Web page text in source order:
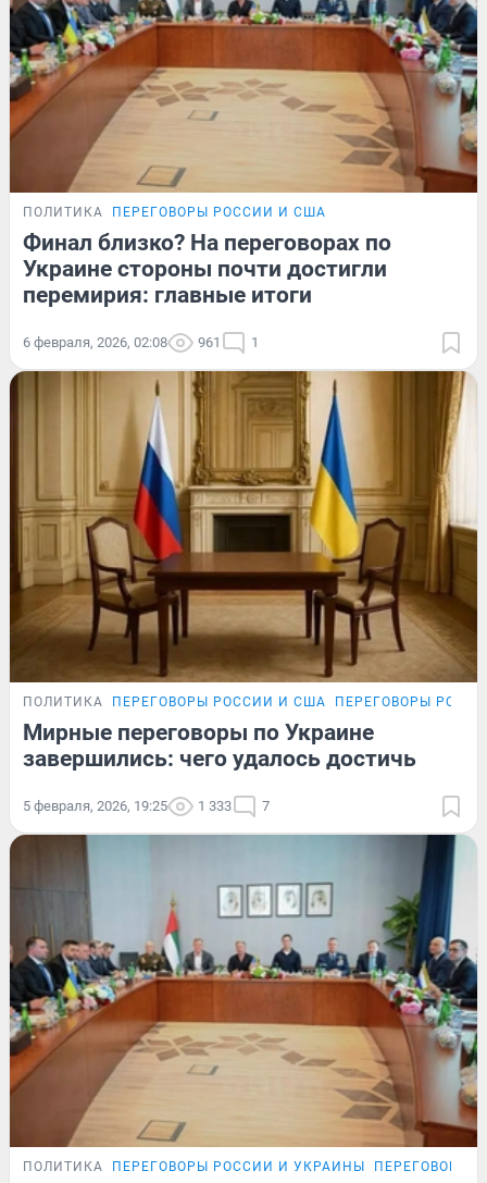
ПОЛИТИКА ПЕРЕГОВОРЫ РОССИИ И США
Финал близко? На переговорах по
Украине стороны почти достигли
перемирия: главные итоги
6 февраля, 2026, 02:08 961 1
ПОЛИТИКА ПЕРЕГОВОРЫ РОССИИ И США ПЕРЕГОВОРЫ
Мирные переговоры по Украине
завершились: чего удалось достичь
5 февраля, 2026, 19:25 1 333 7
ПОЛИТИКА ПЕРЕГОВОРЫ РОССИИ И УКРАИНЫ ПЕРЕГОВОРЫ